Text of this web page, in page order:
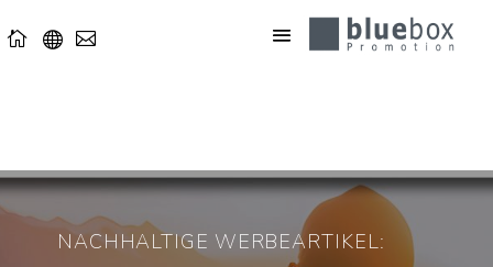
  
NACHHALTIGE WERBEARTIKEL: